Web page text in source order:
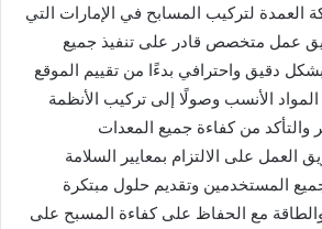
العمدة لتركيب المسابح في الإمارات التي
عمل متخصص قادر على تنفيذ جميع
دقيق واحترافي بدءًا من تقييم الموقع
الأنسب وصولًا إلى تركيب الأنظمة
والتأكد من كفاءة جميع المعدات
على الالتزام بمعايير السلامة
المستخدمين وتقديم حلول مبتكرة
والطاقة مع الحفاظ على كفاءة المسبح على